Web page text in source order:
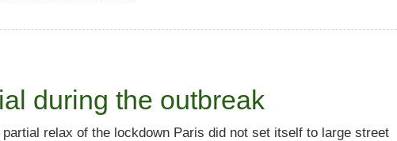
during the outbreak
relax of the lockdown Paris did not set itself to large street